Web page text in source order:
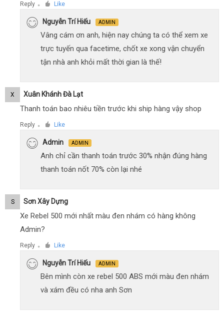
Reply ● Like
Nguyễn Trí Hiếu ADMIN
Vâng cám ơn anh, hiện nay chúng ta có thể xem xe
trực tuyến qua facetime, chốt xe xong vận chuyển
tận nhà anh khỏi mất thời gian là thế!
X Xuân Khánh Đà Lạt
Thanh toán bao nhiêu tiền trước khi ship hàng vậy shop
Reply ● Like
Admin ADMIN
Anh chỉ cần thanh toán trước 30% nhận đúng hàng
thanh toán nốt 70% còn lại nhé
S Sơn Xây Dựng
Xe Rebel 500 mới nhất màu đen nhám có hàng không
Admin?
Reply ● Like
Nguyễn Trí Hiếu ADMIN
Bên mình còn xe rebel 500 ABS mới màu đen nhám
và xám đều có nha anh Sơn